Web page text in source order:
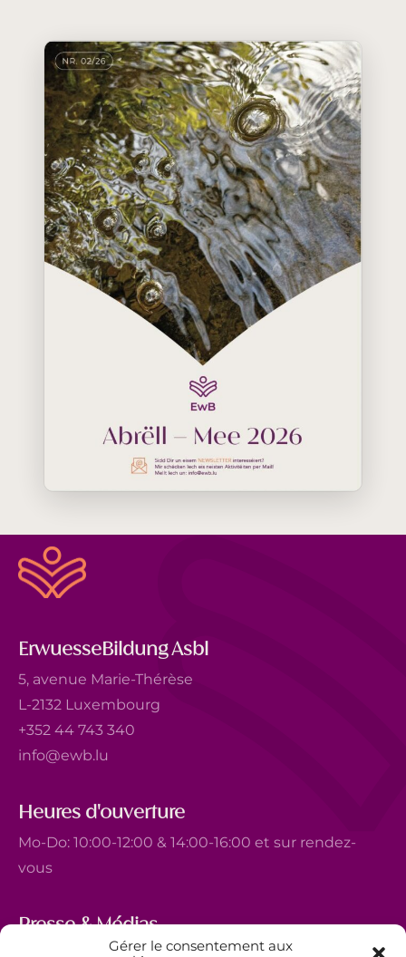
Gérer le consentement aux
ErwuesseBildung Asbl
5, avenue Marie-Thérèse
L-2132 Luxembourg
+352 44 743 340
info@ewb.lu
Heures d'ouverture
Mo-Do: 10:00-12:00 & 14:00-16:00 et sur rendez-
vous
Presse & Médias